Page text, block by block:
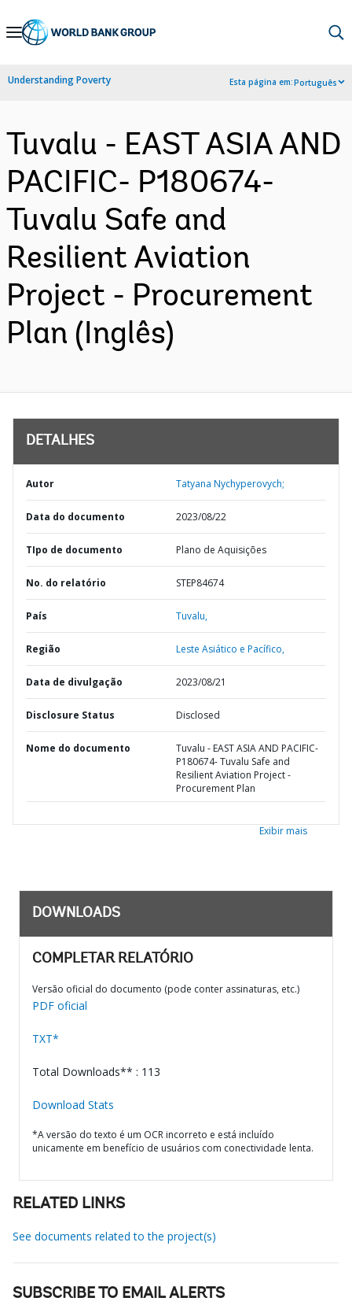
Skip
Navigation
Understanding Poverty Esta página em:Português
Tuvalu - EAST ASIA AND
PACIFIC- P180674-
Tuvalu Safe and
Resilient Aviation
Project - Procurement
Plan (Inglês)
DETALHES
Autor Tatyana Nychyperovych;
Data do documento 2023/08/22
TIpo de documento Plano de Aquisições
No. do relatório STEP84674
País Tuvalu,
Região Leste Asiático e Pacífico,
Data de divulgação 2023/08/21
Disclosure Status Disclosed
Nome do documento
Tuvalu - EAST ASIA AND PACIFIC-
P180674- Tuvalu Safe and
Resilient Aviation Project -
Procurement Plan
Exibir mais
DOWNLOADS
COMPLETAR RELATÓRIO
Versão oficial do documento (pode conter assinaturas, etc.)
PDF oficial
TXT*
Total Downloads** : 113
Download Stats
*A versão do texto é um OCR incorreto e está incluído
unicamente em benefício de usuários com conectividade lenta.
RELATED LINKS
See documents related to the project(s)
SUBSCRIBE TO EMAIL ALERTS